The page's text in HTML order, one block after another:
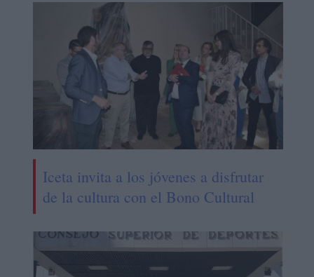
Iceta invita a los jóvenes a disfrutar
de la cultura con el Bono Cultural